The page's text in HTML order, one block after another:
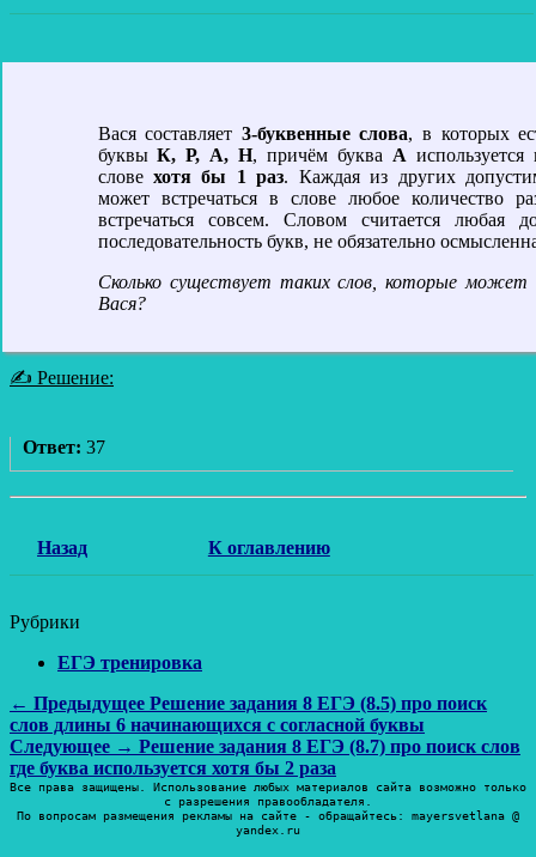
Вася составляет 3-буквенные слова, в которых
буквы К, Р, А, Н, причём буква А
слове хотя бы 1 раз. Каждая из других
может встречаться в слове любое количество
встречаться совсем. Словом считается любая
последовательность букв, не обязательно
Сколько существует таких слов, которые может
Вася?
✍ Решение:
Ответ: 37
Назад К оглавлению
Рубрики
ЕГЭ тренировка
Навигация
по
записям
← Предыдущее Предыдущая
запись:
Решение задания 8 ЕГЭ (8.5) про поиск
слов длины 6 начинающихся с согласной буквы
Следующее → Следующая
запись:
Решение задания 8 ЕГЭ (8.7) про поиск слов
где буква используется хотя бы 2 раза
Все права защищены. Использование любых материалов сайта возможно только
с разрешения правообладателя.
По вопросам размещения рекламы на сайте - обращайтесь: mayersvetlana @
yandex.ru